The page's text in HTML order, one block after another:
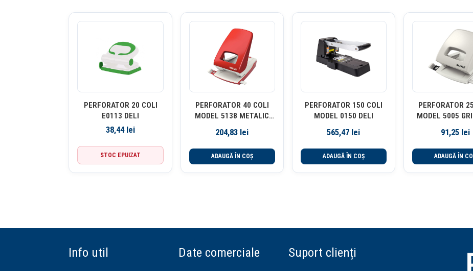
PERFORATOR 20 COLI
E0113 DELI
38,44 lei
STOC EPUIZAT
PERFORATOR 40 COLI
MODEL 5138 METALIC
204,83 lei
ADAUGĂ ÎN COȘ
PERFORATOR 150 COLI
MODEL 0150 DELI
565,47 lei
ADAUGĂ ÎN COȘ
PERFORATOR
MODEL 5005
91,25 lei
ADAUGĂ ÎN
Info util Date comerciale Suport clienți